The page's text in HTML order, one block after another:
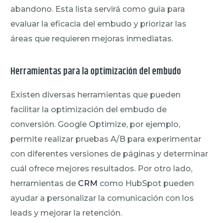
abandono. Esta lista servirá como guía para
evaluar la eficacia del embudo y priorizar las
áreas que requieren mejoras inmediatas.
Herramientas para la optimización del embudo
Existen diversas herramientas que pueden
facilitar la optimización del embudo de
conversión. Google Optimize, por ejemplo,
permite realizar pruebas A/B para experimentar
con diferentes versiones de páginas y determinar
cuál ofrece mejores resultados. Por otro lado,
herramientas de CRM como HubSpot pueden
ayudar a personalizar la comunicación con los
leads y mejorar la retención.